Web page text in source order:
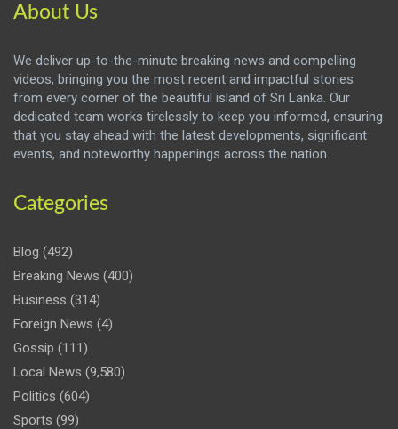
About Us
We deliver up-to-the-minute breaking news and compelling
videos, bringing you the most recent and impactful stories
from every corner of the beautiful island of Sri Lanka. Our
dedicated team works tirelessly to keep you informed, ensuring
that you stay ahead with the latest developments, significant
events, and noteworthy happenings across the nation.
Categories
Blog (492)
Breaking News (400)
Business (314)
Foreign News (4)
Gossip (111)
Local News (9,580)
Politics (604)
Sports (99)